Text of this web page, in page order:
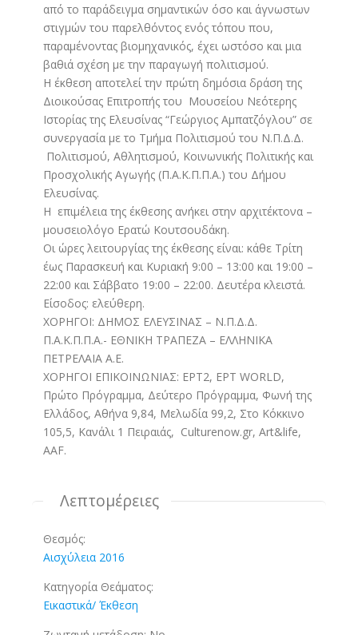
από το παράδειγμα σημαντικών όσο και άγνωστων
στιγμών του παρελθόντος ενός τόπου που,
παραμένοντας βιομηχανικός, έχει ωστόσο και μια
βαθιά σχέση με την παραγωγή πολιτισμού.
Η έκθεση αποτελεί την πρώτη δημόσια δράση της
Διοικούσας Επιτροπής του Μουσείου Νεότερης
Ιστορίας της Ελευσίνας “Γεώργιος Αμπατζόγλου” σε
συνεργασία με το Τμήμα Πολιτισμού του Ν.Π.Δ.Δ.
Πολιτισμού, Αθλητισμού, Κοινωνικής Πολιτικής και
Προσχολικής Αγωγής (Π.Α.Κ.Π.Π.Α.) του Δήμου
Ελευσίνας.
H επιμέλεια της έκθεσης ανήκει στην αρχιτέκτονα –
μουσειολόγο Ερατώ Κουτσουδάκη.
Οι ώρες λειτουργίας της έκθεσης είναι: κάθε Τρίτη
έως Παρασκευή και Κυριακή 9:00 – 13:00 και 19:00 –
22:00 και Σάββατο 19:00 – 22:00. Δευτέρα κλειστά.
Είσοδος: ελεύθερη.
ΧΟΡΗΓΟΙ: ΔΗΜΟΣ ΕΛΕΥΣΙΝΑΣ – Ν.Π.Δ.Δ.
Π.Α.Κ.Π.Π.Α.- ΕΘΝΙΚΗ ΤΡΑΠΕΖΑ – ΕΛΛΗΝΙΚΑ
ΠΕΤΡΕΛΑΙΑ Α.Ε.
ΧΟΡΗΓΟΙ ΕΠΙΚΟΙΝΩΝΙΑΣ: ΕΡΤ2, ΕΡΤ WORLD,
Πρώτο Πρόγραμμα, Δεύτερο Πρόγραμμα, Φωνή της
Ελλάδος, Αθήνα 9,84, Μελωδία 99,2, Στο Κόκκινο
105,5, Κανάλι 1 Πειραιάς, Culturenow.gr, Art&life,
AAF.
Λεπτομέρειες
Θεσμός:
Αισχύλεια 2016
Κατηγορία Θεάματος:
Εικαστικά/ Έκθεση